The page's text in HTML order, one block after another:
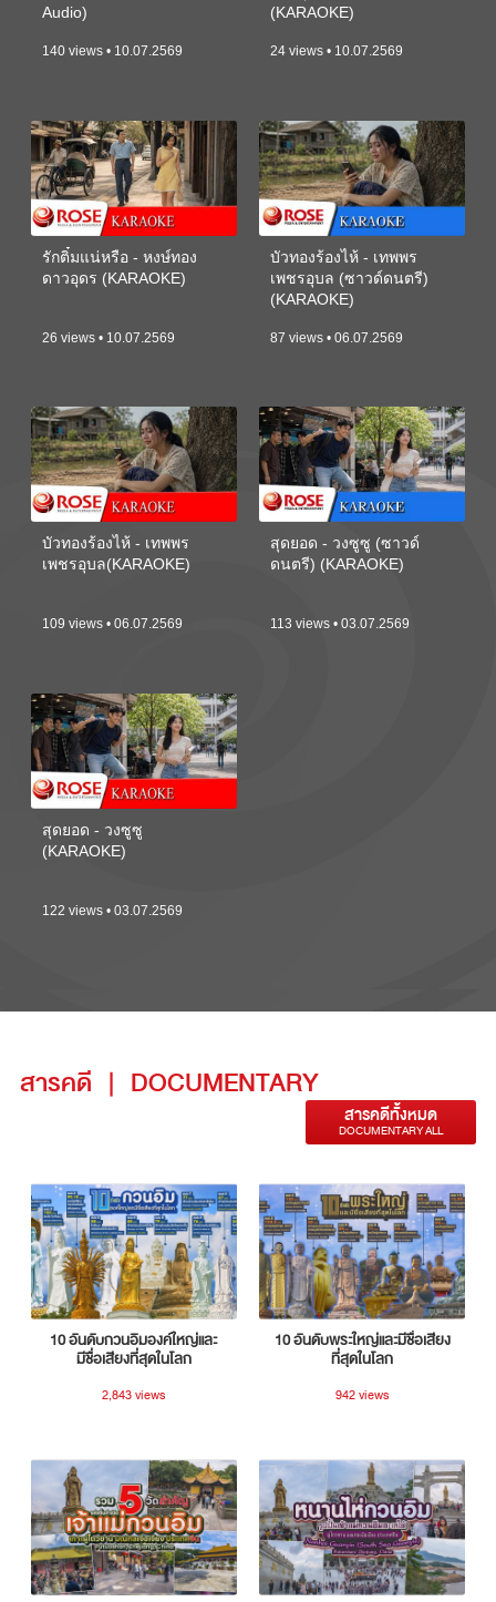
Audio)
140 views • 10.07.2569
(KARAOKE)
24 views • 10.07.2569
รักติ๋มแน่หรือ - หงษ์ทอง
ดาวอุดร (KARAOKE)
26 views • 10.07.2569
บัวทองร้องไห้ - เทพพร
เพชรอุบล (ซาวด์ดนตรี)
(KARAOKE)
87 views • 06.07.2569
บัวทองร้องไห้ - เทพพร
เพชรอุบล(KARAOKE)
109 views • 06.07.2569
สุดยอด - วงซูซู (ซาวด์
ดนตรี) (KARAOKE)
113 views • 03.07.2569
สุดยอด - วงซูซู
(KARAOKE)
122 views • 03.07.2569
สารคดี | DOCUMENTARY
สารคดีทั้งหมด
DOCUMENTARY ALL
10 อันดับกวนอิมองค์ใหญ่และ
มีชื่อเสียงที่สุดในโลก
2,843 views
10 อันดับพระใหญ่และมีชื่อเสียง
ที่สุดในโลก
942 views